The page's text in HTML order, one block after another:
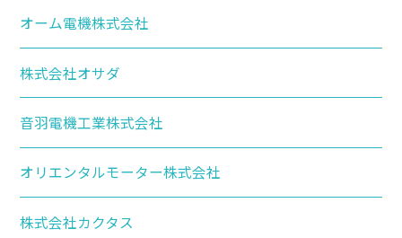
オーム電機株式会社
株式会社オサダ
音羽電機工業株式会社
オリエンタルモーター株式会社
株式会社カクタス